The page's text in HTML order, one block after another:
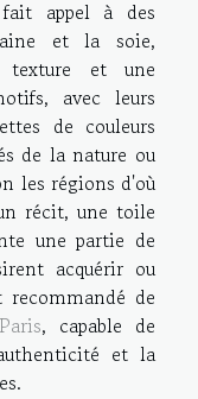
appel à des
et la soie,
texture et une
avec leurs
de couleurs
de la nature ou
les régions d'où
récit, une toile
une partie de
acquérir ou
de
, capable de
et la